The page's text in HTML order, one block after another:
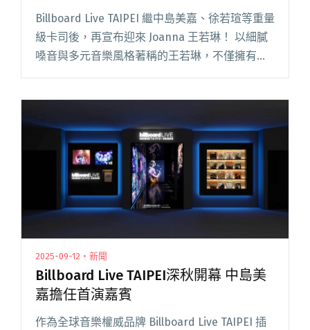
Billboard Live TAIPEI 繼中島美嘉、徐若瑄等重量
級卡司後，再宣布迎來 Joanna 王若琳！ 以細膩
嗓音與多元音樂風格著稱的王若琳，不僅擁有
鮮于貞娥、Yufu等陣容連發"
2025-09-12・新聞
Billboard Live TAIPEI深秋開幕 中島美
嘉擔任首演嘉賓
作為全球音樂權威品牌 Billboard Live TAIPEI 插